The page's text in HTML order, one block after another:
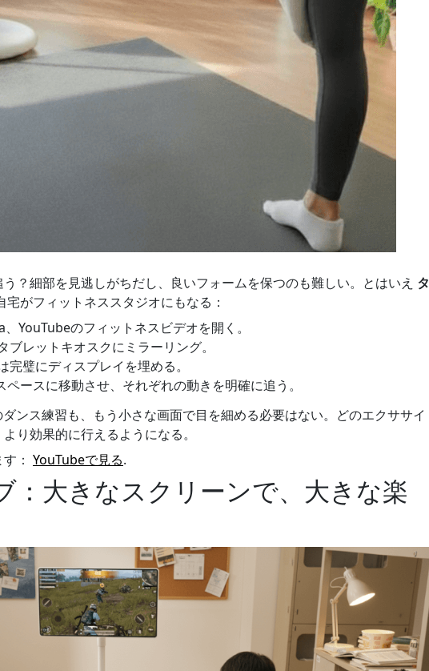
？細部を見逃しがちだし、良いフォームを保つのも難しい。とはいえ タ
宅がフィットネススタジオにもなる：
YouTubeのフィットネスビデオを開く。
ブレットキオスクにミラーリング。
璧にディスプレイを埋める。
ースに移動させ、それぞれの動きを明確に追う。
ンス練習も、もう小さな画面で目を細める必要はない。どのエクササイ
り効果的に行えるようになる。
： YouTubeで見る.
：大きなスクリーンで、大きな楽